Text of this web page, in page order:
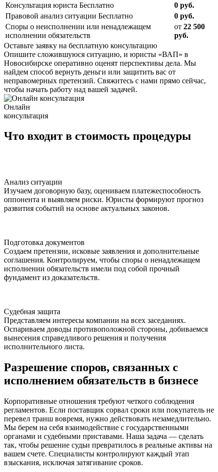
Консультация юриста Бесплатно
0 руб.
Правовой анализ ситуации Бесплатно
0 руб.
Споры о неисполнении или ненадлежащем
исполнении обязательств
от 22 500
руб.
Оставьте заявку на бесплатную консультацию
Опишите сложившуюся ситуацию, и юристы «ВАП» в
Новосибирске оперативно оценят перспективы дела. Мы
найдем способ вернуть деньги или защитить вас от
неправомерных претензий. Свяжитесь с нами прямо сейчас,
чтобы начать работу над вашей задачей.
Онлайн
консультация
Что входит в стоимость процедуры
Анализ ситуации
Изучаем договорную базу, оцениваем платежеспособность
оппонента и выявляем риски. Юристы формируют прогноз
развития событий на основе актуальных законов.
Подготовка документов
Создаем претензии, исковые заявления и дополнительные
соглашения. Контролируем, чтобы споры о ненадлежащем
исполнении обязательств имели под собой прочный
фундамент из доказательств.
Судебная защита
Представляем интересы компании на всех заседаниях.
Оспариваем доводы противоположной стороны, добиваемся
вынесения справедливого решения и получения
исполнительного листа.
Разрешение споров, связанных с
исполнением обязательств в бизнесе
Корпоративные отношения требуют четкого соблюдения
регламентов. Если поставщик сорвал сроки или покупатель не
перевел транш вовремя, нужно действовать незамедлительно.
Мы берем на себя взаимодействие с государственными
органами и судебными приставами. Наша задача — сделать
так, чтобы решение судьи превратилось в реальные активы на
вашем счете. Специалисты контролируют каждый этап
взыскания, исключая затягивание сроков.